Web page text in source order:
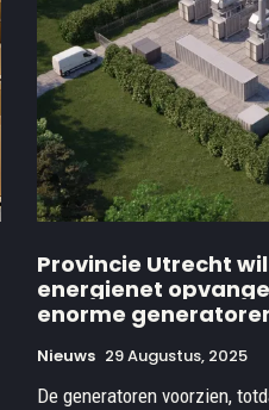
Provincie Utrecht
energienet
enorme
Nieuws 29 Augustus, 2025
De generatoren voorzien,